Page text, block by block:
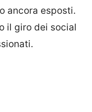
ancora esposti.
il giro dei social